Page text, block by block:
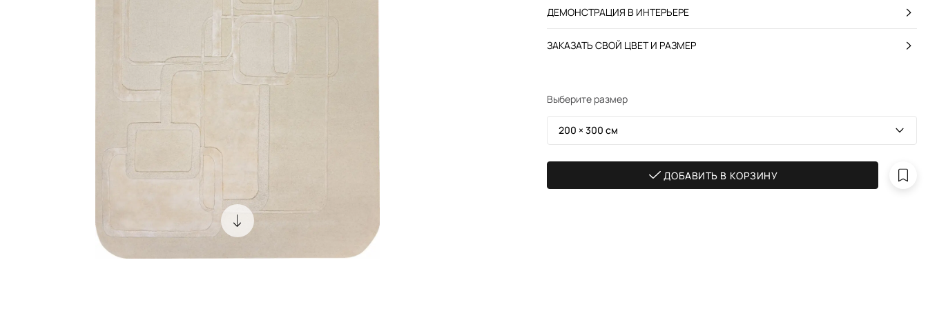
ДЕМОНСТРАЦИЯ В ИНТЕРЬЕРЕ
ЗАКАЗАТЬ СВОЙ ЦВЕТ И РАЗМЕР
Выберите размер
200 × 300 см
ДОБАВИТЬ В КОРЗИНУ